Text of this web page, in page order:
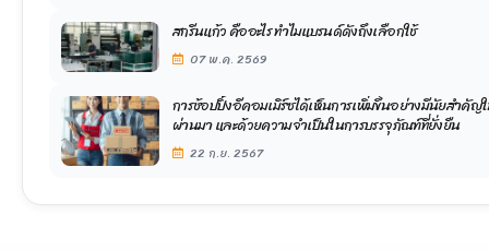
สกรีนแก้ว คืออะไร ทำไมแบรนด์ดังถึงเลือกใช้
07 พ.ค. 2569
การช้อปปิ้งอีคอมเมิร์ซได้เห็นการเพิ่มขึ้นอย่างมีนัยสําคัญ
ผ่านมา และด้วยความจําเป็นในการบรรจุภัณฑ์ที่ยั่งยืน
22 ก.ย. 2567